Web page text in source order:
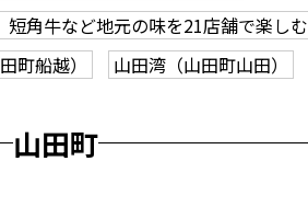
角牛など地元の味を21店舗で楽しむ
町船越） 山田湾（山田町山田）
山田町